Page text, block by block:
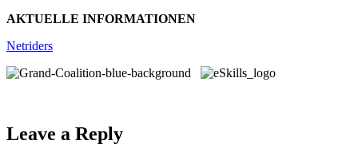
AKTUELLE INFORMATIONEN
Netriders
Leave a Reply